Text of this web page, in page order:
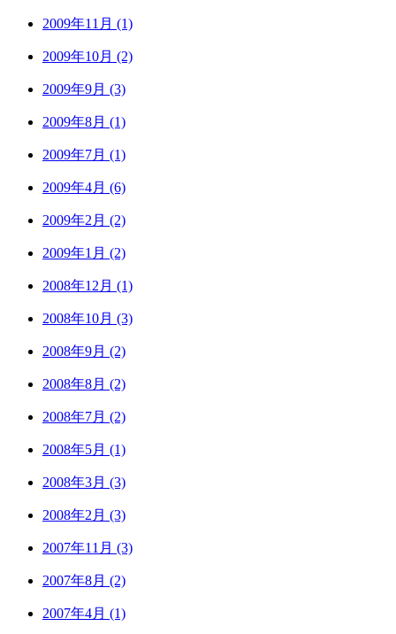
2009年11月 (1)
2009年10月 (2)
2009年9月 (3)
2009年8月 (1)
2009年7月 (1)
2009年4月 (6)
2009年2月 (2)
2009年1月 (2)
2008年12月 (1)
2008年10月 (3)
2008年9月 (2)
2008年8月 (2)
2008年7月 (2)
2008年5月 (1)
2008年3月 (3)
2008年2月 (3)
2007年11月 (3)
2007年8月 (2)
2007年4月 (1)